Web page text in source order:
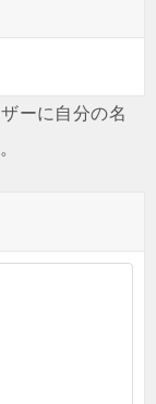
ーに自分の名